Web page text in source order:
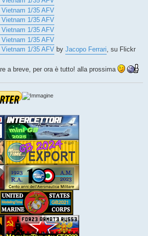
Vietnam 1/35 AFV
Vietnam 1/35 AFV
Vietnam 1/35 AFV
1/35 AFV
Vietnam 1/35 AFV by Jacopo Ferrari, su Flickr
a breve, per ora è tutto! alla prossima